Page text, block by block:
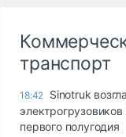
транспорт
18:42 Sinotruk
первого полугодия